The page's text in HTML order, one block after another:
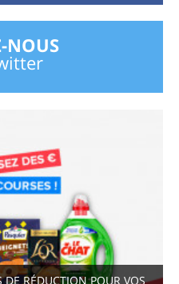
NOUS
RÉDUCTION POUR VOS